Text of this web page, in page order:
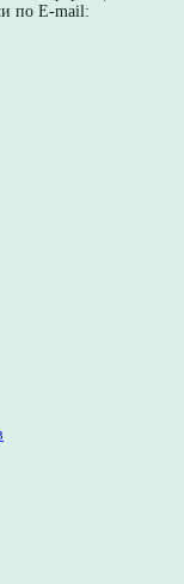
развитию.
письмо с
подробной
43 или по E-mail:
ПП